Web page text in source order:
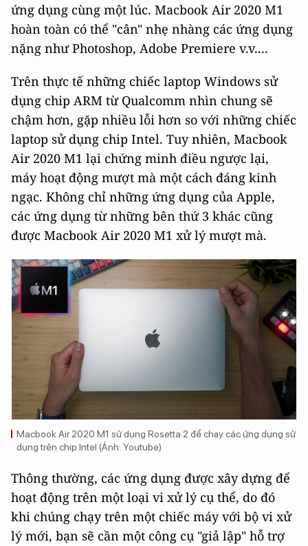
ứng dụng cùng một lúc. Macbook Air 2020 M1
hoàn toàn có thể "cân" nhẹ nhàng các ứng dụng
nặng như Photoshop, Adobe Premiere v.v....
Trên thực tế những chiếc laptop Windows sử
dụng chip ARM từ Qualcomm nhìn chung sẽ
chậm hơn, gặp nhiều lỗi hơn so với những chiếc
laptop sử dụng chip Intel. Tuy nhiên, Macbook
Air 2020 M1 lại chứng minh điều ngược lại,
máy hoạt động mượt mà một cách đáng kinh
ngạc. Không chỉ những ứng dụng của Apple,
các ứng dụng từ những bên thứ 3 khác cũng
được Macbook Air 2020 M1 xử lý mượt mà.
Macbook Air 2020 M1 sử dụng Rosetta 2 để chạy các ứng dụng sử
dụng trên chip Intel (Ảnh: Youtube)
Thông thường, các ứng dụng được xây dựng để
hoạt động trên một loại vi xử lý cụ thể, do đó
khi chúng chạy trên một chiếc máy với bộ vi xử
lý mới, bạn sẽ cần một công cụ "giả lập" hỗ trợ